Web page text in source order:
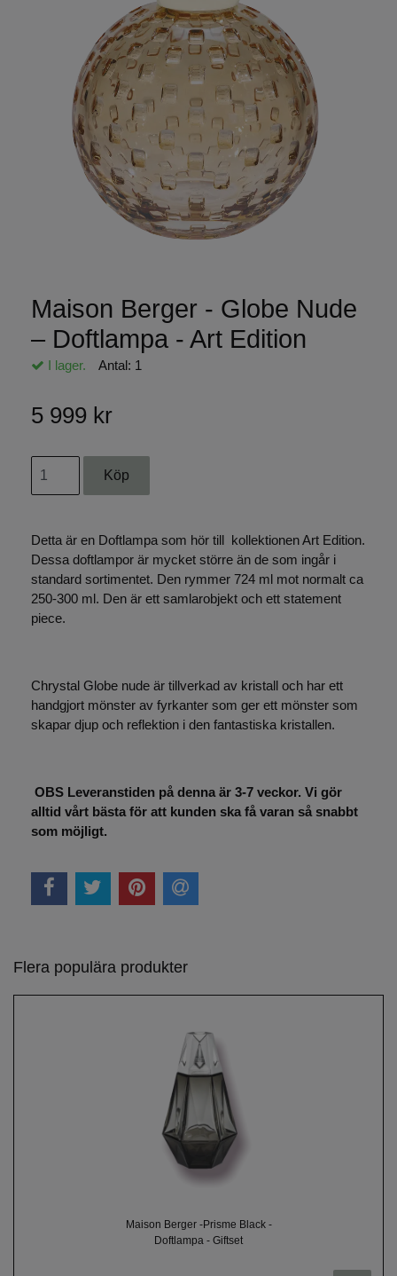
Maison Berger - Globe Nude
– Doftlampa - Art Edition
I lager. Antal: 1
5 999 kr
Detta är en Doftlampa som hör till kollektionen Art Edition.
Dessa doftlampor är mycket större än de som ingår i
standard sortimentet. Den rymmer 724 ml mot normalt ca
250-300 ml. Den är ett samlarobjekt och ett statement
piece.
Chrystal Globe nude är tillverkad av kristall och har ett
handgjort mönster av fyrkanter som ger ett mönster som
skapar djup och reflektion i den fantastiska kristallen.
OBS Leveranstiden på denna är 3-7 veckor. Vi gör
alltid vårt bästa för att kunden ska få varan så snabbt
som möjligt.
Flera populära produkter
Maison Berger -Prisme Black -
Doftlampa - Giftset